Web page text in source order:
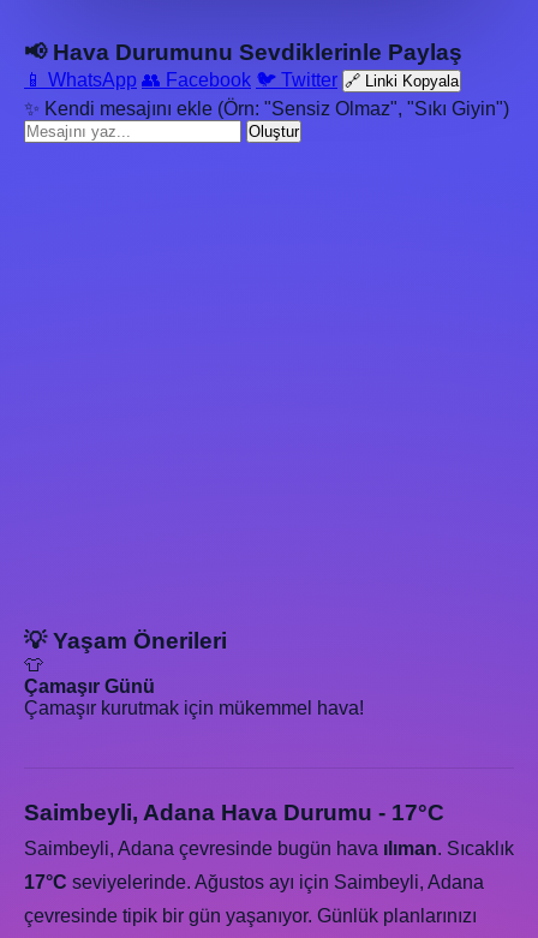
📢 Hava Durumunu Sevdiklerinle Paylaş
📱 WhatsApp 👥 Facebook 🐦 Twitter 🔗 Linki Kopyala
✨ Kendi mesajını ekle (Örn: "Sensiz Olmaz", "Sıkı Giyin")
Oluştur
💡 Yaşam Önerileri
👕
Çamaşır Günü
Çamaşır kurutmak için mükemmel hava!
Saimbeyli, Adana Hava Durumu - 17°C
Saimbeyli, Adana çevresinde bugün hava ılıman. Sıcaklık
17°C seviyelerinde. Ağustos ayı için Saimbeyli, Adana
çevresinde tipik bir gün yaşanıyor. Günlük planlarınızı